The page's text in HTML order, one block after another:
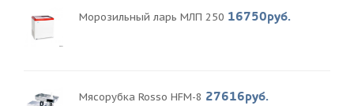
Морозильный ларь МЛП 250 16750руб.
Мясорубка Rosso HFM-8 27616руб.